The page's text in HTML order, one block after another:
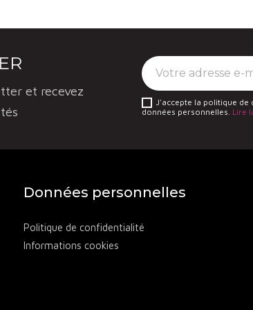
et recevez
J'accepte la politique
données personnelles. Lire
Données personnelles
Politique de confidentialité
Informations cookies